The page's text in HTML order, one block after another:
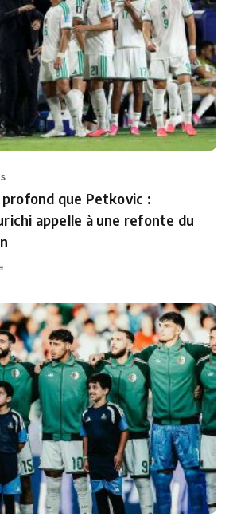
que Petkovic :
appelle à une refonte du